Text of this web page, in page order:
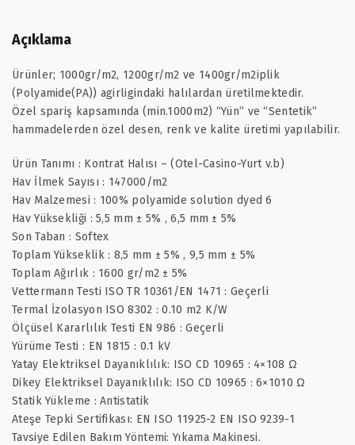
Açıklama
Ürünler; 1000gr/m2, 1200gr/m2 ve 1400gr/m2iplik
(Polyamide(PA)) agirligindaki halılardan üretilmektedir.
Özel spariş kapsamında (min.1000m2) “Yün” ve “Sentetik”
hammadelerden özel desen, renk ve kalite üretimi yapılabilir.
Ürün Tanımı : Kontrat Halısı – (Otel-Casino-Yurt v.b)
Hav İlmek Sayısı : 147000/m2
Hav Malzemesi : 100% polyamide solution dyed 6
Hav Yüksekliği : 5,5 mm ± 5% , 6,5 mm ± 5%
Son Taban : Softex
Toplam Yükseklik : 8,5 mm ± 5% , 9,5 mm ± 5%
Toplam Ağırlık : 1600 gr/m2 ± 5%
Vettermann Testi ISO TR 10361/EN 1471 : Geçerli
Termal İzolasyon ISO 8302 : 0.10 m2 K/W
Ölçüsel Kararlılık Testi EN 986 : Geçerli
Yürüme Testi : EN 1815 : 0.1 kV
Yatay Elektriksel Dayanıklılık: ISO CD 10965 : 4×108 Ω
Dikey Elektriksel Dayanıklılık: ISO CD 10965 : 6×1010 Ω
Statik Yükleme : Antistatik
Ateşe Tepki Sertifikası: EN ISO 11925-2 EN ISO 9239-1
Tavsiye Edilen Bakım Yöntemi: Yıkama Makinesi.